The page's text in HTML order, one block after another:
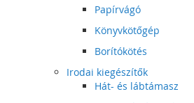
Papírvágó
Könyvkötőgép
Borítókötés
Irodai kiegészítők
Hát- és lábtámasz